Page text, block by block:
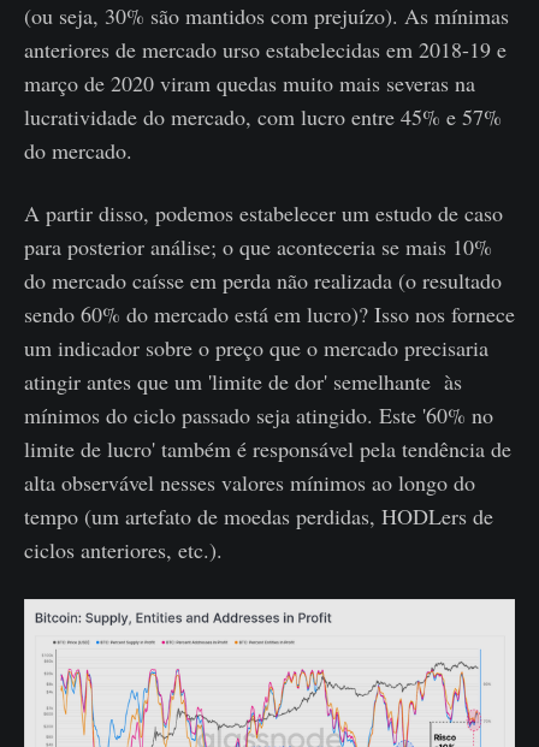
(ou seja, 30% são mantidos com prejuízo). As mínimas
anteriores de mercado urso estabelecidas em 2018-19 e
março de 2020 viram quedas muito mais severas na
lucratividade do mercado, com lucro entre 45% e 57%
do mercado.
A partir disso, podemos estabelecer um estudo de caso
para posterior análise; o que aconteceria se mais 10%
do mercado caísse em perda não realizada (o resultado
sendo 60% do mercado está em lucro)? Isso nos fornece
um indicador sobre o preço que o mercado precisaria
atingir antes que um 'limite de dor' semelhante às
mínimos do ciclo passado seja atingido. Este '60% no
limite de lucro' também é responsável pela tendência de
alta observável nesses valores mínimos ao longo do
tempo (um artefato de moedas perdidas, HODLers de
ciclos anteriores, etc.).